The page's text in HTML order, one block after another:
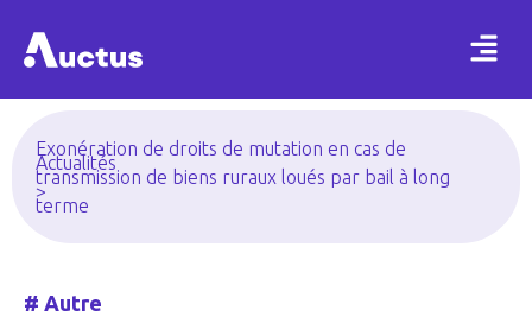
Actualités
>
Exonération de droits de mutation en cas de
transmission de biens ruraux loués par bail à long
terme
# Autre